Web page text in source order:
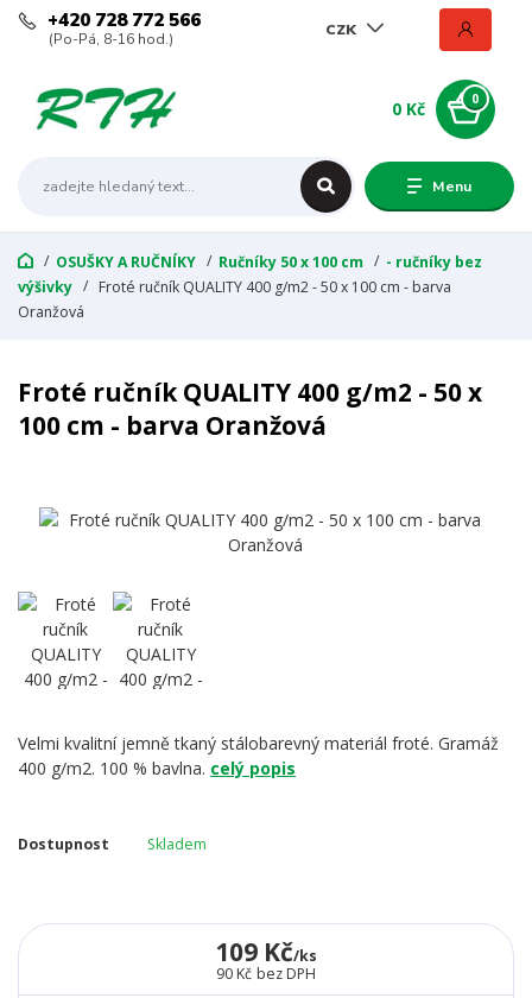
Menu
CZK
+420 728 772 566
(Po-Pá, 8-16 hod.)
0
0 Kč
OSUŠKY A RUČNÍKY Ručníky 50 x 100 cm
- ručníky bez
výšivky
Froté ručník QUALITY 400 g/m2 - 50 x 100 cm - barva
Oranžová
Froté ručník QUALITY 400 g/m2 - 50 x
100 cm - barva Oranžová
Velmi kvalitní jemně tkaný stálobarevný materiál froté. Gramáž
400 g/m2. 100 % bavlna. celý popis
Dostupnost Skladem
109 Kč/ks
90 Kč bez DPH